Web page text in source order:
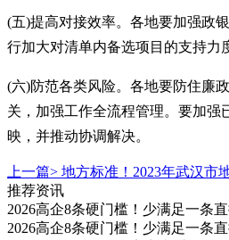
(五)提高对接效率。各地要加强政
行加大对清单内备选项目的支持力
(六)防范各类风险。各地要防住廉
关，加强工作全流程管理。要加强
映，并推动协调解决。
上一篇> 地方标准！2023年武汉市
推荐资讯
2026高企8条硬门槛！少满足一条
2026高企8条硬门槛！少满足一条